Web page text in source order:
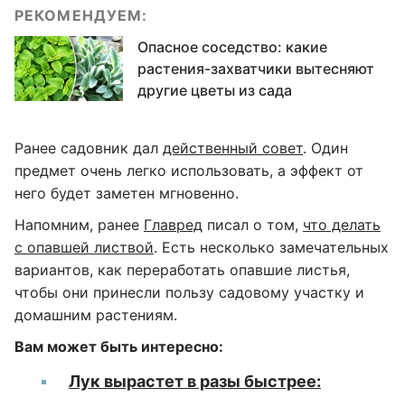
РЕКОМЕНДУЕМ:
Опасное соседство: какие
растения-захватчики вытесняют
другие цветы из сада
Ранее садовник дал действенный совет. Один
предмет очень легко использовать, а эффект от
него будет заметен мгновенно.
Напомним, ранее Главред писал о том, что делать
с опавшей листвой. Есть несколько замечательных
вариантов, как переработать опавшие листья,
чтобы они принесли пользу садовому участку и
домашним растениям.
Вам может быть интересно:
Лук вырастет в разы быстрее: